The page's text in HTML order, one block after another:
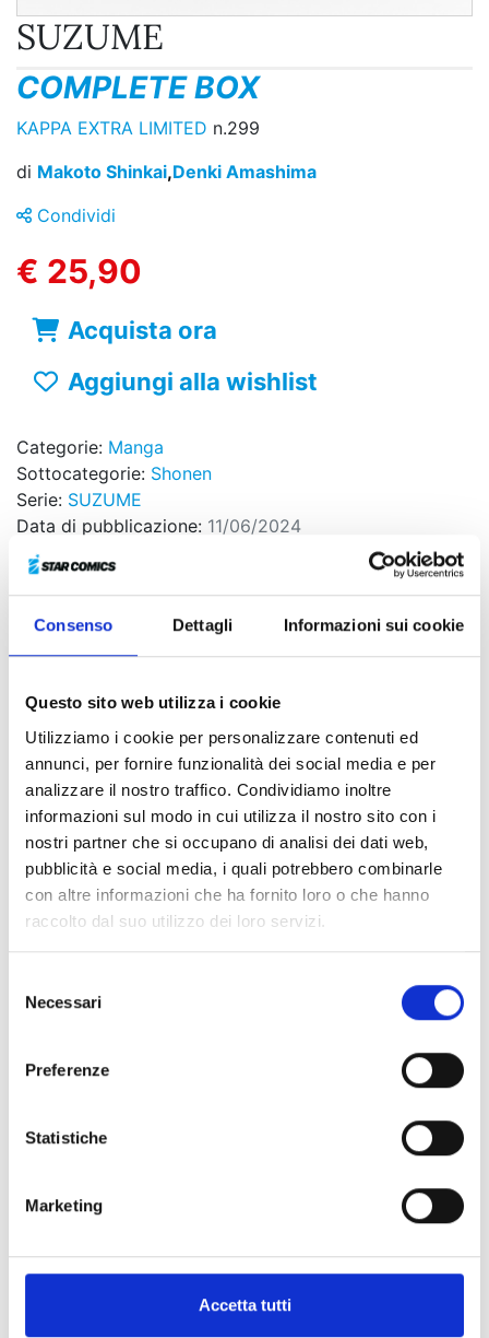
Consenso Dettagli Informazioni sui cookie
Questo sito web utilizza i cookie
Utilizziamo i cookie per personalizzare contenuti ed
annunci, per fornire funzionalità dei social media e per
analizzare il nostro traffico. Condividiamo inoltre
informazioni sul modo in cui utilizza il nostro sito con i
nostri partner che si occupano di analisi dei dati web,
pubblicità e social media, i quali potrebbero combinarle
con altre informazioni che ha fornito loro o che hanno
raccolto dal suo utilizzo dei loro servizi.
delNecessari
Preferenze
Statistiche
Marketing
Accetta tutti
SUZUME
COMPLETE BOX
KAPPA EXTRA LIMITED n.299
di Makoto Shinkai,Denki Amashima
Condividi
€ 25,90
Acquista ora
Aggiungi alla wishlist
Categorie: Manga
Sottocategorie: Shonen
Serie: SUZUME
Data di pubblicazione: 11/06/2024
Formato:
Pagine:576
Sovraccoperta
Codice ISBN:9788822648969
DOPO WEATHERING WITH YOU,
L'ADATTAMENTO MANGA DEL
NUOVO FILM DI MAKOTO SHINKAI,
CAMPIONE D'INCASSI NEI CINEMA
DI TUTTO IL MONDO!
Uno speciale cofanetto a tiratura limitata che
Se ti è piaciuto prova anche: